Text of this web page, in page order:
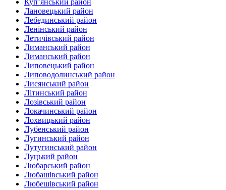
Куп’янський район
Лановецький район
Лебединський район
Ленінський район
Летичівський район
Лиманський район
Лиманський район
Липовецький район
Липоводолинський район
Лисянський район
Літинський район
Лозівський район
Локачинський район
Лохвицький район
Лубенський район
Лугинський район‎
Лутугинський район
Луцький район
Любарський район‎
Любашівський район‎
Любешівський район